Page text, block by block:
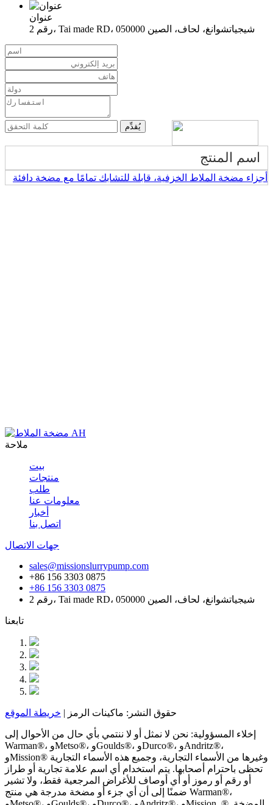
عنوان
رقم 2، Tai made RD، شيجياتشوانغ، لحاف، الصين 050000
اسم المنتج
أجزاء مضخة الملاط الخزفية، قابلة للتشابك تمامًا مع مضخة دافئة
ملاحة
بيت
منتجات
طلب
معلومات عنا
أخبار
اتصل بنا
جهات الاتصال
sales@missionslurrypump.com
+86 156 3303 0875
+86 156 3303 0875
رقم 2، Tai made RD، شيجياتشوانغ، لحاف، الصين 050000
تابعنا
حقوق النشر: ماكينات الرمز | خريطة الموقع
إخلاء المسؤولية: نحن لا نمثل أو لا ننتمي بأي حال من الأحوال إلى
Warman®، وMetso®، وGoulds®، وDurco®، وAndritz®،
وMission® وغيرها من الأسماء التجارية، وجميع هذه الأسماء التجارية
تحظى باحترام أصحابها. يتم استخدام أي اسم علامة تجارية أو طراز
أو رقم أو رموز أو أي أوصاف للأغراض المرجعية فقط، ولا تشير
ضمنًا إلى أن أي جزء أو مضخة مدرجة هي منتج Warman®،